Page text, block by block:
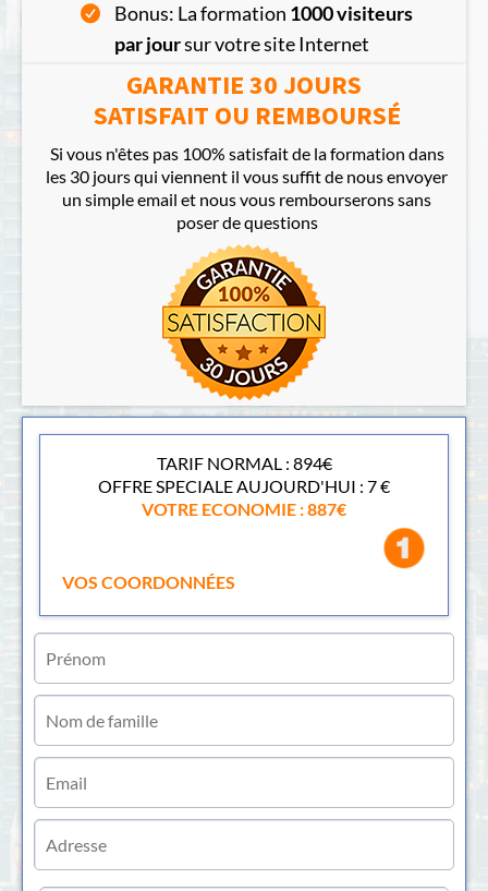
Bonus: La formation 1000 visiteurs
par joursur votre site Internet
GARANTIE 30 JOURS
SATISFAIT OU REMBOURSÉ
Si vous n'êtes pas 100% satisfait de la formation dans
les 30 jours qui viennent il vous suffit de nous envoyer
un simple email et nous vous rembourserons sans
poser de questions
TARIF NORMAL : 894€
OFFRE SPECIALE AUJOURD'HUI : 7 €
VOTRE ECONOMIE : 887€
VOS COORDONNÉES